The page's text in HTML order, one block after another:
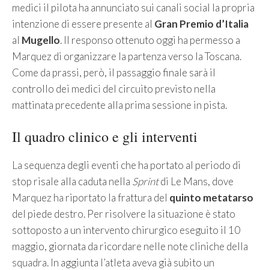
medici il pilota ha annunciato sui canali social la propria
intenzione di essere presente al Gran Premio d’Italia
al Mugello. Il responso ottenuto oggi ha permesso a
Marquez di organizzare la partenza verso la Toscana.
Come da prassi, però, il passaggio finale sarà il
controllo dei medici del circuito previsto nella
mattinata precedente alla prima sessione in pista.
Il quadro clinico e gli interventi
La sequenza degli eventi che ha portato al periodo di
stop risale alla caduta nella Sprintdi Le Mans, dove
Marquez ha riportato la frattura del quinto metatarso
del piede destro. Per risolvere la situazione è stato
sottoposto a un intervento chirurgico eseguito il 10
maggio, giornata da ricordare nelle note cliniche della
squadra. In aggiunta l’atleta aveva già subito un